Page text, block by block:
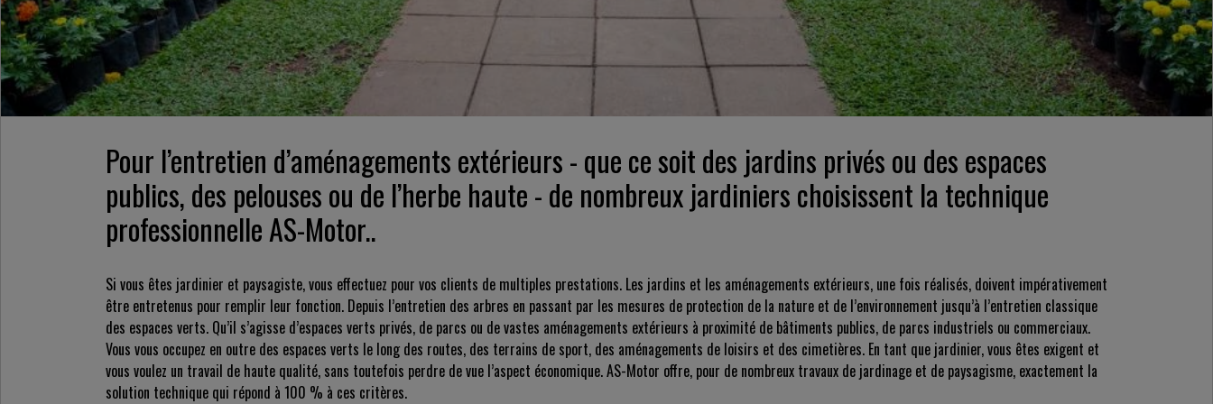
Pour l’entretien d’aménagements extérieurs - que ce soit des jardins privés ou des espaces
publics, des pelouses ou de l’herbe haute - de nombreux jardiniers choisissent la technique
professionnelle AS-Motor..
Si vous êtes jardinier et paysagiste, vous effectuez pour vos clients de multiples prestations. Les jardins et les aménagements extérieurs, une fois réalisés, doivent impérativement
être entretenus pour remplir leur fonction. Depuis l’entretien des arbres en passant par les mesures de protection de la nature et de l’environnement jusqu’à l’entretien classique
des espaces verts. Qu’il s’agisse d’espaces verts privés, de parcs ou de vastes aménagements extérieurs à proximité de bâtiments publics, de parcs industriels ou commerciaux.
Vous vous occupez en outre des espaces verts le long des routes, des terrains de sport, des aménagements de loisirs et des cimetières. En tant que jardinier, vous êtes exigent et
vous voulez un travail de haute qualité, sans toutefois perdre de vue l’aspect économique. AS-Motor offre, pour de nombreux travaux de jardinage et de paysagisme, exactement la
solution technique qui répond à 100 % à ces critères.